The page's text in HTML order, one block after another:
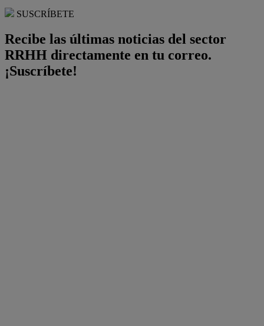
SUSCRÍBETE
Recibe las últimas noticias del sector
RRHH directamente en tu correo.
¡Suscríbete!